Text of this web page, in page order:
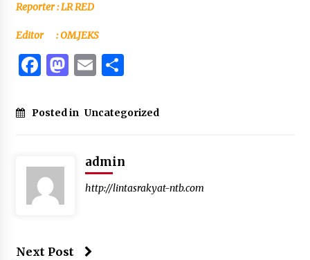
Reporter : LR RED
Editor : OM.JEKS
Facebook
Mastodon
EmailShare
Posted in Uncategorized
admin
http://lintasrakyat-ntb.com
Next Post